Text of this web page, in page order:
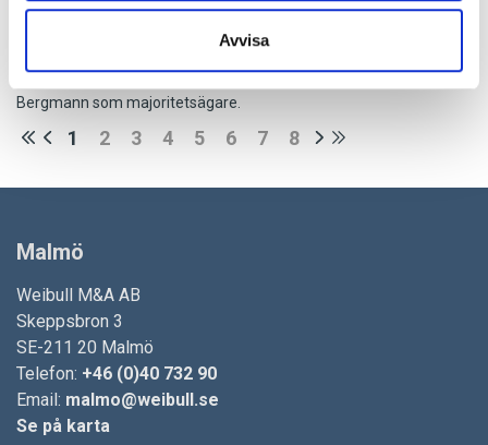
Avvisa
2026-01-13
Olsonic AB förvärvas
Bergmann som majoritetsägare.
1 2 3 4 5 6 7 8
Malmö
Weibull M&A AB
Skeppsbron 3
SE-211 20 Malmö
Telefon: +46 (0)40 732 90
Email: malmo@weibull.se
Se på karta